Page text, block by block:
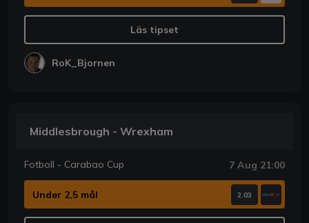
Läs tipset
RoK_Bjornen
Middlesbrough - Wrexham
Fotboll - Carabao Cup 7 Aug 21:00
Under 2,5 mål 2.03